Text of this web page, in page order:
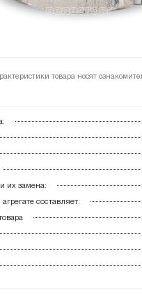
товара носят
их замена:
составляет: